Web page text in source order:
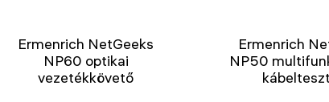
Ermenrich NetGeeks
NP60 optikai
vezetékkövető
Ermenrich
NP50